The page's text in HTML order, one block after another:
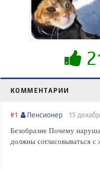
КОММЕНТАРИИ
#1 Пенсионер 15
Безобразие Почему
должны согласовываться с